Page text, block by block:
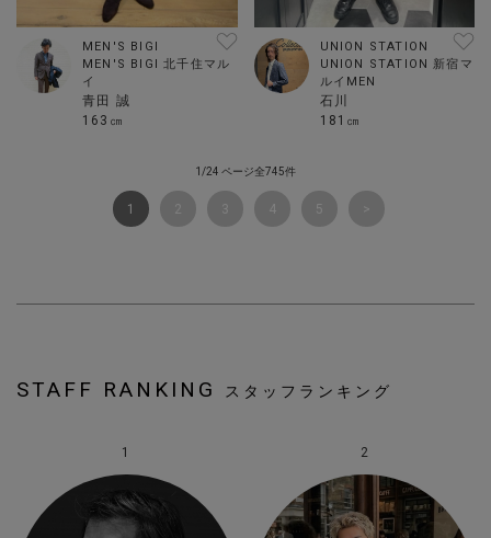
MEN'S BIGI
MEN'S BIGI 北千住マル
イ
青田 誠
163㎝
UNION STATION
UNION STATION 新宿マ
ルイMEN
石川
181㎝
1/24 ページ全745件
1 2 3 4 5
STAFF RANKING スタッフランキング
1 2